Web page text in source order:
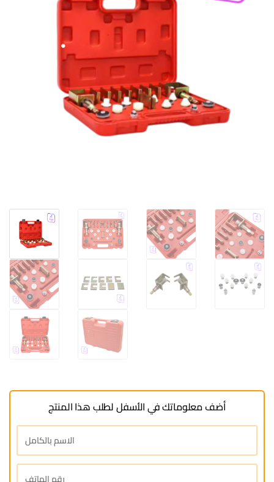
أضف معلوماتك في الأسفل لطلب هذا المنتج